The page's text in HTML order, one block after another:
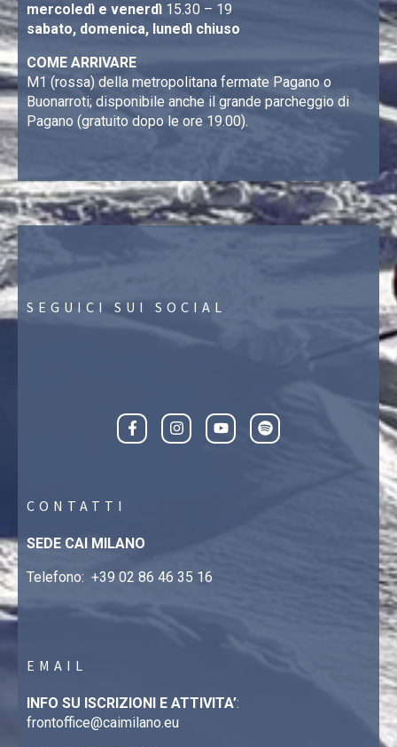
mercoledì e venerdì 15.30 – 19
sabato, domenica, lunedì chiuso
COME ARRIVARE
M1 (rossa) della metropolitana fermate Pagano o
Buonarroti; disponibile anche il grande parcheggio di
Pagano (gratuito dopo le ore 19.00).
SEGUICI SUI SOCIAL
CONTATTI
SEDE CAI MILANO
Telefono: +39 02 86 46 35 16
EMAIL
INFO SU ISCRIZIONI E ATTIVITA’:
frontoffice@caimilano.eu